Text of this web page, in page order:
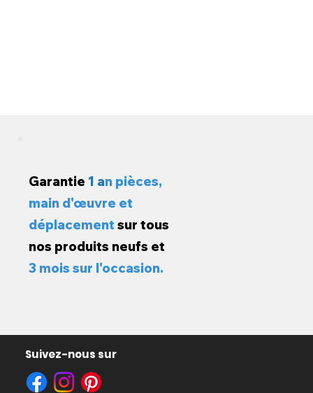
Garantie 1 an pièces,
main d'œuvre et
déplacement sur tous
nos produits neufs et
3 mois sur l'occasion.
Suivez-nous sur